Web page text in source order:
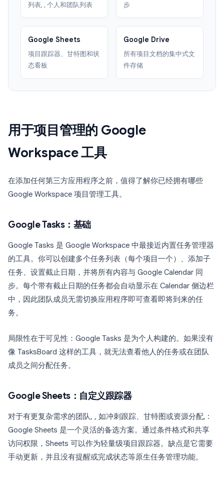
列表, , 个人和团队列表
步
Google Sheets
项目跟踪器、甘特图和状
态看板
Google Drive
所有项目文档的集中式文
件存储
用于项目管理的 Google
Workspace 工具
在添加任何第三方应用程序之前，值得了解你已经拥有哪些
Google Workspace 项目管理工具。
Google Tasks：基础
Google Tasks 是 Google Workspace 中最接近内置任务管理器
的工具。你可以创建多个任务列表（每个项目一个）、添加子
任务、设置截止日期，并将所有内容与 Google Calendar 同
步。每个带有截止日期的任务都会自动显示在 Calendar 侧边栏
中，因此团队成员无需切换应用程序即可查看即将到来的任
务。
局限性在于可见性：Google Tasks 是为个人构建的。如果没有
像 TasksBoard 这样的工具，就无法查看他人的任务或在团队
成员之间分配任务。
Google Sheets：自定义跟踪器
对于有更复杂需求的团队, , 如冲刺跟踪、甘特图或资源分配, :
Google Sheets 是一个灵活的备选方案。通过条件格式和共享
访问权限，Sheets 可以作为轻量级项目跟踪器。缺点是它需要
手动更新，并且没有提醒或完成状态等原生任务管理功能。